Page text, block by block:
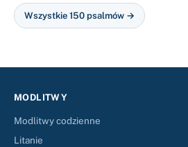
Wszystkie 150 psalmów →
MODLITWY
Modlitwy codzienne
Litanie